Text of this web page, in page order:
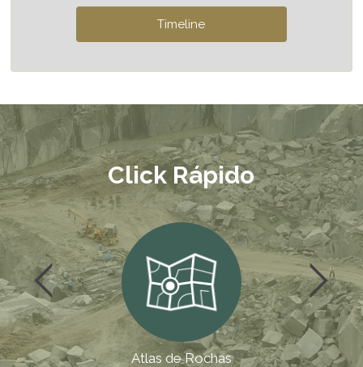
Click Rápido